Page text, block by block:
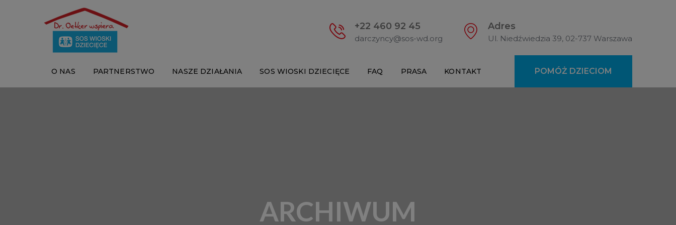
+22 460 92 45
darczyncy@sos-wd.org
Adres
Ul. Niedźwiedzia 39, 02-737 Warszawa
O NAS PARTNERSTWO NASZE DZIAŁANIA SOS WIOSKI DZIECIĘCE FAQ PRASA KONTAKT POMÓŻ DZIECIOM
ARCHIWUM